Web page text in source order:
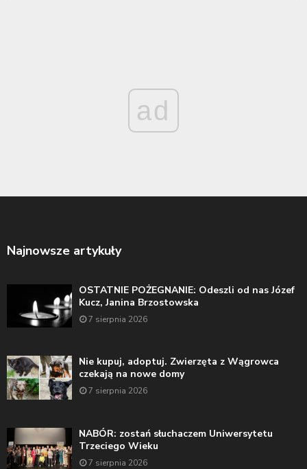
ad
Najnowsze artykuły
OSTATNIE POŻEGNANIE: Odeszli od nas Józef
Kucz, Janina Brzostowska
7 sierpnia 2026
Nie kupuj, adoptuj. Zwierzęta z Wągrowca
czekają na nowe domy
7 sierpnia 2026
NABÓR: zostań słuchaczem Uniwersytetu
Trzeciego Wieku
7 sierpnia 2026